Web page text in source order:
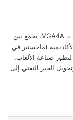
"صحفي متخصص في الإعلام الإلكتروني ومحرر تقني بـ VGA4A. يجمع بين
(ماجستير في
صناعة الألعاب.
الخبر التقني إلى